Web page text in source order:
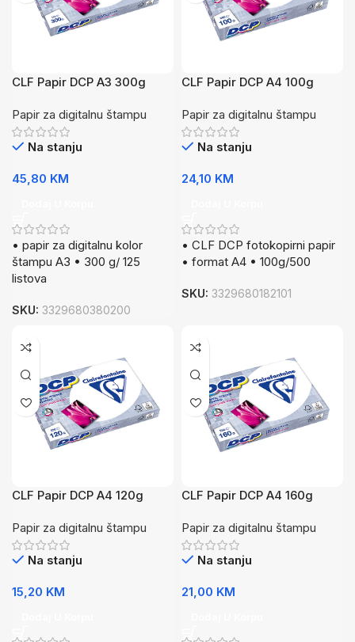
CLF Papir DCP A3 300g
Papir za digitalnu štampu
Na stanju
45,80 KM
• papir za digitalnu kolor
štampu A3 • 300 g/ 125
listova
SKU: 3329680380200
CLF Papir DCP A4 100g
Papir za digitalnu štampu
Na stanju
24,10 KM
• CLF DCP fotokopirni papir
• format A4 • 100g/500
SKU: 3329680182101
CLF Papir DCP A4 120g
Papir za digitalnu štampu
Na stanju
15,20 KM
CLF Papir DCP A4 160g
Papir za digitalnu štampu
Na stanju
21,00 KM